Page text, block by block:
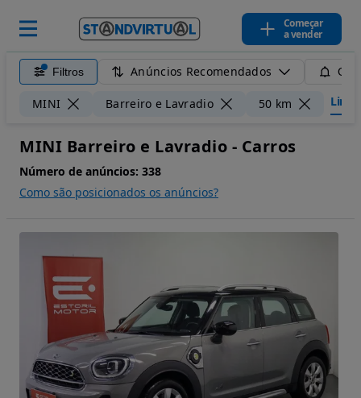
Começar
a vender
Filtros Anúncios Recomendados
MINI Barreiro e Lavradio 50 km
MINI Barreiro e Lavradio - Carros
Número de anúncios: 338
Como são posicionados os anúncios?